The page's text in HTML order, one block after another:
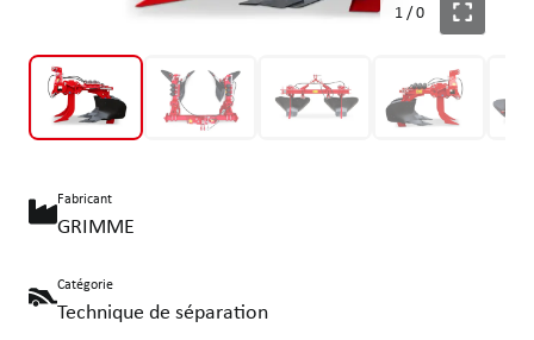
1/0
Fabricant
GRIMME
Catégorie
Technique de séparation